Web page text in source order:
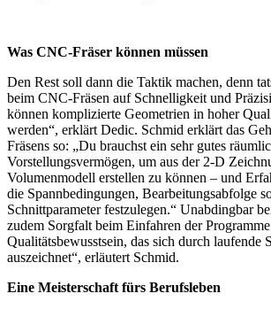
Was CNC-Fräser können müssen
Den Rest soll dann die Taktik machen, denn
beim CNC-Fräsen auf Schnelligkeit und
können komplizierte Geometrien in hoher
werden“, erklärt Dedic. Schmid erklärt das
Fräsens so: „Du brauchst ein sehr gutes
Vorstellungsvermögen, um aus der 2-D
Volumenmodell erstellen zu können – und
die Spannbedingungen, Bearbeitungsabfolge
Schnittparameter festzulegen.“ Unabdingbar
zudem Sorgfalt beim Einfahren der
Qualitätsbewusstsein, das sich durch laufende
auszeichnet“, erläutert Schmid.
Eine Meisterschaft fürs Berufsleben